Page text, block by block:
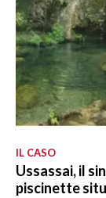
IL CASO
Ussassai, il
piscinette